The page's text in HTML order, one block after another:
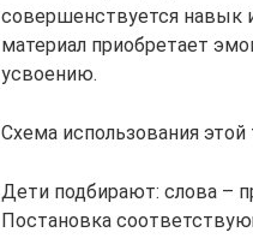
совершенствуется навык
материал приобретает
усвоению.
Схема использования
Дети подбирают: слова –
Постановка